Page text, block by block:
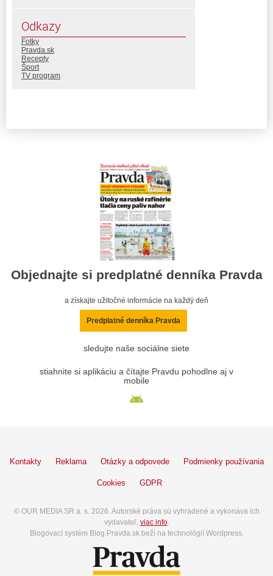
Odkazy
Fotky
Pravda.sk
Recepty
Šport
TV program
Objednajte si predplatné denníka Pravda
a získajte užitočné informácie na každý deň
Predplatné denníka Pravda
sledujte naše sociálne siete
stiahnite si aplikáciu a čítajte Pravdu pohodlne aj v
mobile
Kontakty Reklama Otázky a odpovede Podmienky používania
Cookies GDPR
© OUR MEDIA SR a. s. 2026. Autorské práva sú vyhradené a vykonáva ich
vydavateľ, viac info.
Blogovací systém Blog.Pravda.sk beží na technológií Wordpress.